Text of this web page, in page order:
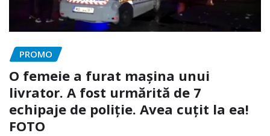
PROMO
O femeie a furat mașina unui
livrator. A fost urmărită de 7
echipaje de poliție. Avea cuțit la ea!
FOTO